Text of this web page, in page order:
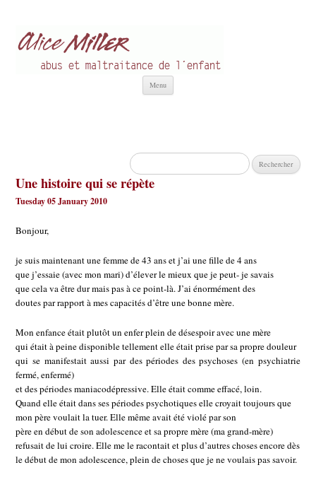
Menu
Rechercher :
Une histoire qui se répète
Tuesday 05 January 2010
Bonjour,
je suis maintenant une femme de 43 ans et j’ai une fille de 4 ans
que j’essaie (avec mon mari) d’élever le mieux que je peut- je savais
que cela va être dur mais pas à ce point-là. J’ai énormément des
doutes par rapport à mes capacités d’être une bonne mère.
Mon enfance était plutôt un enfer plein de désespoir avec une mère
qui était à peine disponible tellement elle était prise par sa propre douleur
qui se manifestait aussi par des périodes des psychoses (en psychiatrie
fermé, enfermé)
et des périodes maniacodépressive. Elle était comme effacé, loin.
Quand elle était dans ses périodes psychotiques elle croyait toujours que
mon père voulait la tuer. Elle même avait été violé par son
père en début de son adolescence et sa propre mère (ma grand-mère)
refusait de lui croire. Elle me le racontait et plus d’autres choses encore dès
le début de mon adolescence, plein de choses que je ne voulais pas savoir.